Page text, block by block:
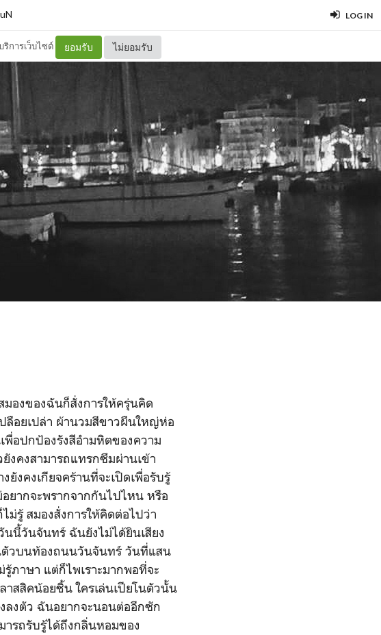
LOG IN
ริการเว็บไซต์ ยอมรับ ไม่ยอมรับ
งของฉันก็สั่งการให้ครุ่นคิด
ลือยเปล่า ผ้านวมสีขาวผืนใหญ่ห่อ
อปกป้องรังสีอำมหิตของความ
งคงสามารถแทรกซึมผ่านเข้า
งคงเกียจคร้านที่จะเปิดเพื่อรับรู้
ยากจะพรากจากกันไปไหน หรือ
ม่รู้ สมองสั่งการให้คิดต่อไปว่า
นี้วันจันทร์ ฉันยังไม่ได้ยินเสียง
ตัวบนท้องถนนวันจันทร์ วันที่แสน
รู้ภาษา แต่ก็ไพเราะมากพอที่จะ
าสสิคน้อยชิ้น ใครเล่นเปียโนตัวนั้น
ลงตัว ฉันอยากจะนอนต่ออีกซัก
รถรับรู้ได้ถึงกลิ่นหอมของ